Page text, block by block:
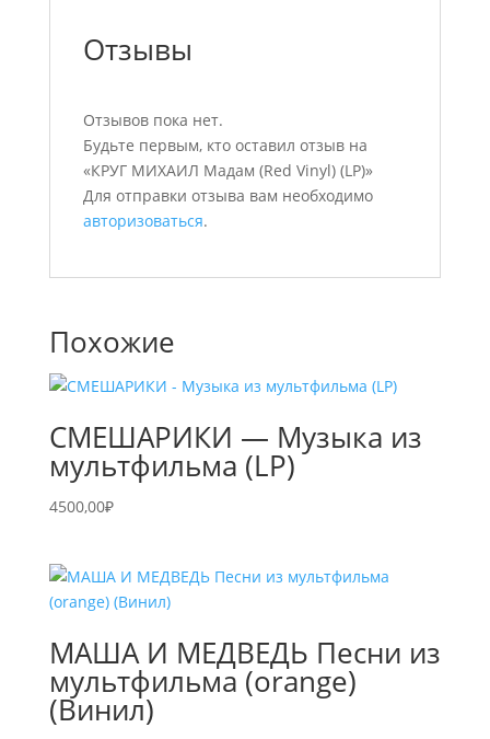
Отзывы
Отзывов пока нет.
Будьте первым, кто оставил отзыв на
«КРУГ МИХАИЛ Мадам (Red Vinyl) (LP)»
Для отправки отзыва вам необходимо
авторизоваться.
Похожие
СМЕШАРИКИ — Музыка из
мультфильма (LP)
4500,00₽
МАША И МЕДВЕДЬ Песни из
мультфильма (orange)
(Винил)